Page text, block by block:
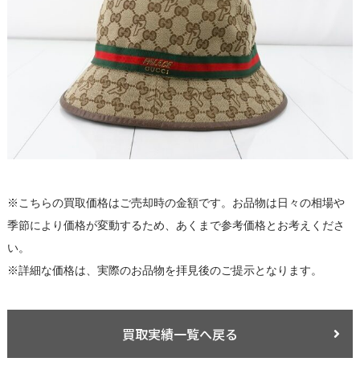
※こちらの買取価格はご売却時の金額です。お品物は日々の相場や
季節により価格が変動するため、あくまで参考価格とお考えくださ
い。
※詳細な価格は、実際のお品物を拝見後のご提示となります。
買取実績一覧へ戻る